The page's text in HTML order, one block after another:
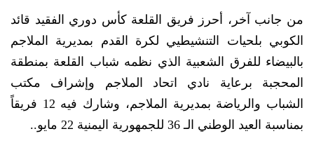
من جانب آخر، أحرز فريق القلعة كأس دوري الفقيد قائد
الكوبي بلحيات التنشيطيي لكرة القدم بمديرية الملاجم
بالبيضاء للفرق الشعبية الذي نظمه شباب القلعة بمنطقة
المحجبة برعاية نادي اتحاد الملاجم وإشراف مكتب
الشباب والرياضة بمديرية الملاجم، وشارك فيه 12 فريقاً
بمناسبة العيد الوطني الـ 36 للجمهورية اليمنية 22 مايو..